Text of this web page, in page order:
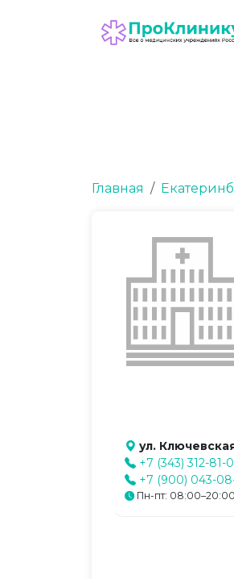
Главная
ул.
+7 (343) 312-81-
+7 (900) 043-
Пн-пт: